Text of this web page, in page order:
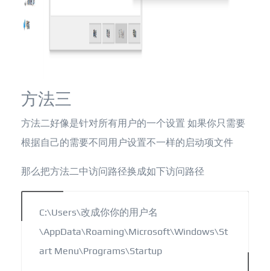
方法三
方法二好像是针对所有用户的一个设置 如果你只需要
根据自己的需要不同用户设置不一样的启动项文件
那么把方法二中访问路径换成如下访问路径
C:\Users\改成你你的用户名
\AppData\Roaming\Microsoft\Windows\St
art Menu\Programs\Startup